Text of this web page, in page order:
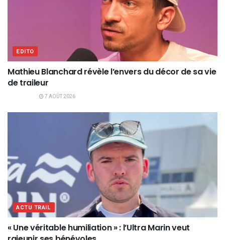
EDITO
Mathieu Blanchard révèle l’envers du décor de sa vie
de traileur
7 AOÛT 2026
ACTU TRAIL
« Une véritable humiliation » : l’Ultra Marin veut